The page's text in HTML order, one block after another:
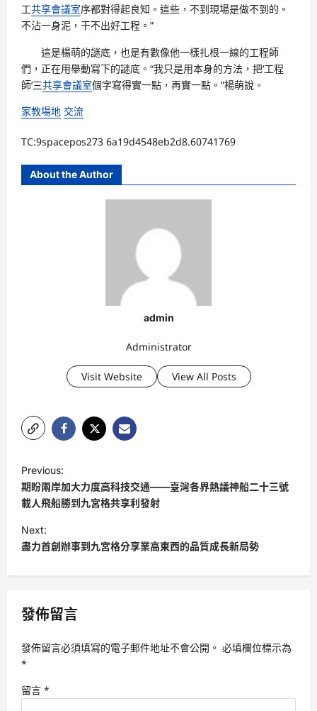
工共享會議室序都對得起良知。這些，不到現場是做不到的。
不沾一身泥，干不出好工程。”
這是楊萌的謎底，也是有數像他一樣扎根一線的工程師
們，正在用舉動寫下的謎底。“我只是用本身的方法，把‘工程
師’三共享會議室個字寫得實一點，再實一點。”楊萌說。
家教場地 交流
TC:9spacepos273 6a19d4548eb2d8.60741769
About the Author
admin
Administrator
Visit Website View All Posts
o
s
t
n
a
i
a
t
i
Previous:
期盼兩岸加大力度高科技交通——臺灣各界熱議神船二十三號
載人飛船勝到九宮格共享利發射
Next:
盡力首創辦事到九宮格分享業高東西的品質成長新局勢
發佈留言
發佈留言必須填寫的電子郵件地址不會公開。 必填欄位標示為
*
留言 *